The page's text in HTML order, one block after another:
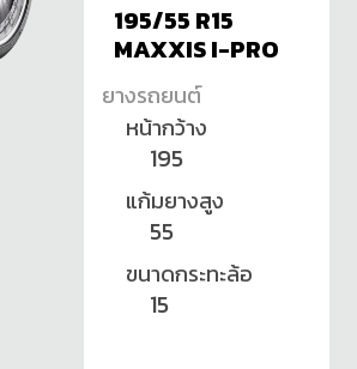
195/55 R15
MAXXIS I-PRO
ยางรถยนต์
หน้ากว้าง
195
แก้มยางสูง
55
ขนาดกระทะล้อ
15